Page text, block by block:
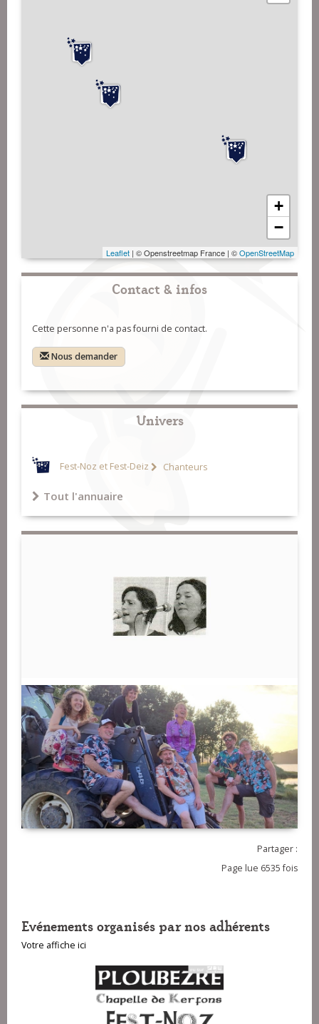
+
−
Leaflet | © Openstreetmap France | ©OpenStreetMap
Contact & infos
Cette personne n'a pas fourni de contact.
Nous demander
Univers
Fest-Noz et Fest-Deiz Chanteurs
Tout l'annuaire
Partager :
Page lue 6535 fois
Evénements organisés par nos adhérents
Votre affiche ici